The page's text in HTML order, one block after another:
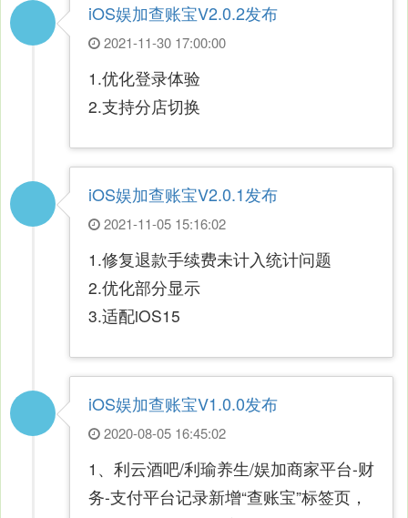
iOS娱加查账宝V2.0.2发布
2021-11-30 17:00:00
1.优化登录体验
2.支持分店切换
iOS娱加查账宝V2.0.1发布
2021-11-05 15:16:02
1.修复退款手续费未计入统计问题
2.优化部分显示
3.适配iOS15
iOS娱加查账宝V1.0.0发布
2020-08-05 16:45:02
1、利云酒吧/利瑜养生/娱加商家平台-财
务-支付平台记录新增“查账宝”标签页，